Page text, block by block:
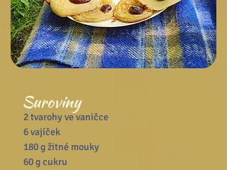
Suroviny
2 tvarohy ve vaničce
6 vajíček
180 g žitné mouky
60 g cukru